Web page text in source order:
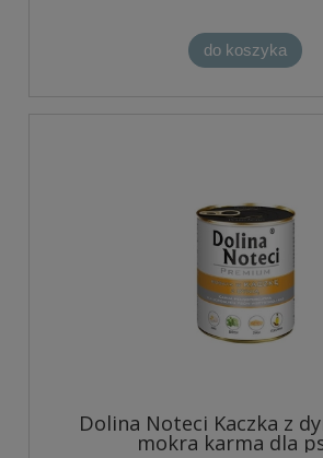
do koszyka
Dolina Noteci Kaczka z
mokra karma dla